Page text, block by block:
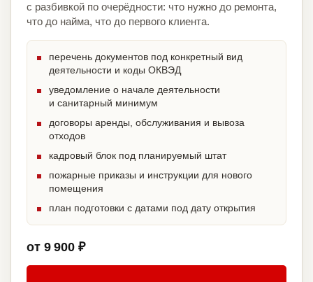
с разбивкой по очерёдности: что нужно до ремонта,
что до найма, что до первого клиента.
перечень документов под конкретный вид
деятельности и коды ОКВЭД
уведомление о начале деятельности
и санитарный минимум
договоры аренды, обслуживания и вывоза
отходов
кадровый блок под планируемый штат
пожарные приказы и инструкции для нового
помещения
план подготовки с датами под дату открытия
от 9 900 ₽